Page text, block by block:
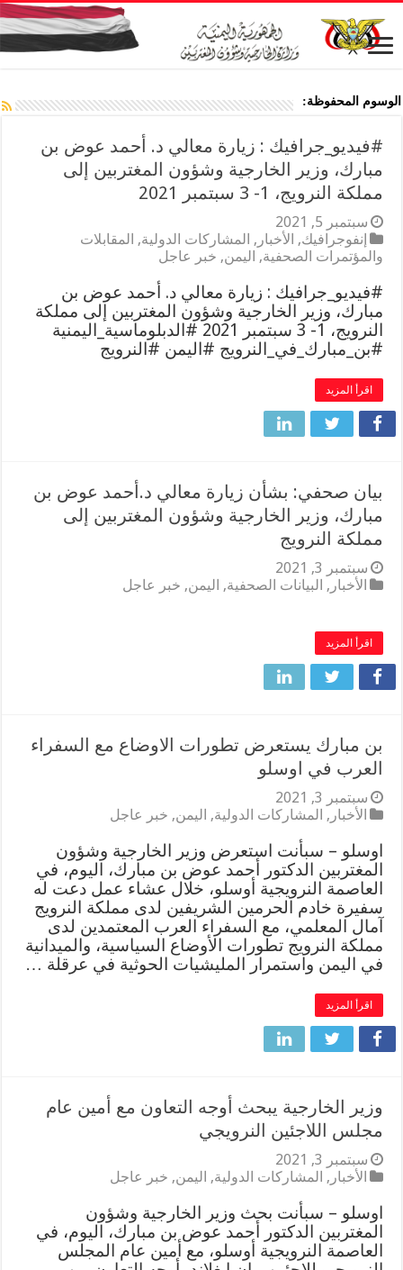
الوسوم المحفوظة:
#فيديو_جرافيك : زيارة معالي د. أحمد عوض بن
مبارك، وزير الخارجية وشؤون المغتربين إلى
مملكة النرويج، 1- 3 سبتمبر 2021
سبتمبر 5, 2021
إنفوجرافيك, الأخبار , المشاركات الدولية, المقابلات
والمؤتمرات الصحفية, اليمن, خبر عاجل
#فيديو_جرافيك : زيارة معالي د. أحمد عوض بن
مبارك، وزير الخارجية وشؤون المغتربين إلى مملكة
النرويج، 1- 3 سبتمبر 2021 #الدبلوماسية_اليمنية
#بن_مبارك_في_النرويج #اليمن #النرويج
اقرأ المزيد
بيان صحفي: بشأن زيارة معالي د.أحمد عوض بن
مبارك، وزير الخارجية وشؤون المغتربين إلى
مملكة النرويج
سبتمبر 3, 2021
الأخبار , البيانات الصحفية, اليمن, خبر عاجل
اقرأ المزيد
بن مبارك يستعرض تطورات الاوضاع مع السفراء
العرب في اوسلو
سبتمبر 3, 2021
الأخبار , المشاركات الدولية, اليمن, خبر عاجل
اوسلو – سبأنت استعرض وزير الخارجية وشؤون
المغتربين الدكتور أحمد عوض بن مبارك، اليوم، في
العاصمة النرويجية أوسلو، خلال عشاء عمل دعت له
سفيرة خادم الحرمين الشريفين لدى مملكة النرويج
آمال المعلمي، مع السفراء العرب المعتمدين لدى
مملكة النرويج تطورات الأوضاع السياسية، والميدانية
في اليمن واستمرار المليشيات الحوثية في عرقلة …
اقرأ المزيد
وزير الخارجية يبحث أوجه التعاون مع أمين عام
مجلس اللاجئين النرويجي
سبتمبر 3, 2021
الأخبار , المشاركات الدولية, اليمن, خبر عاجل
اوسلو – سبأنت بحث وزير الخارجية وشؤون
المغتربين الدكتور أحمد عوض بن مبارك، اليوم، في
العاصمة النرويجية أوسلو، مع أمين عام المجلس